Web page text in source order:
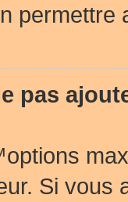
permettre
pas
Si vous